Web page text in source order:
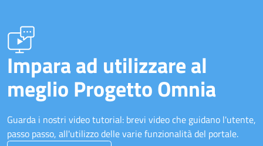
Impara ad utilizzare al
meglio Progetto Omnia
Guarda i nostri video tutorial: brevi video che guidano l'utente,
passo passo, all'utilizzo delle varie funzionalità del portale.